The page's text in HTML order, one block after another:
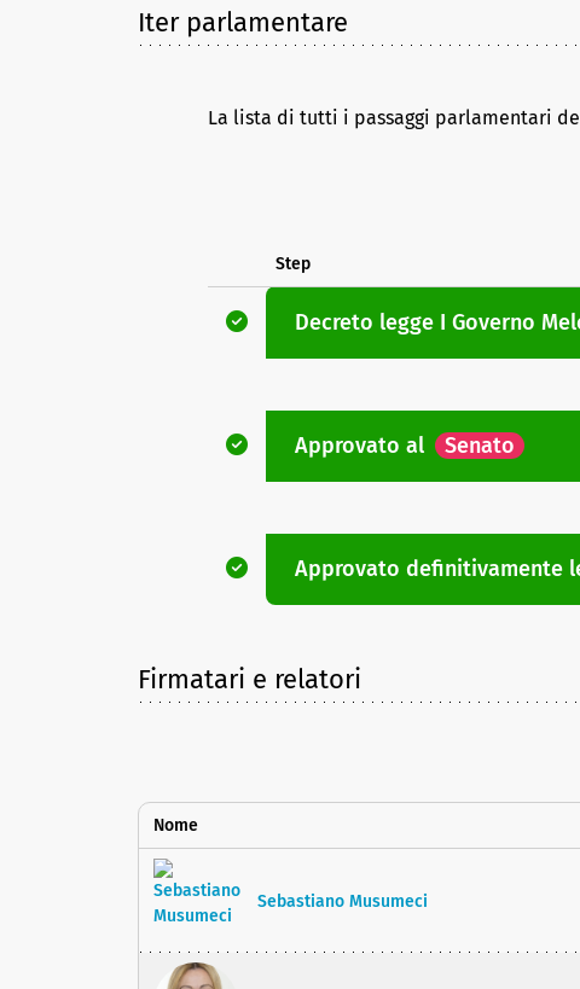
Iter parlamentare
La lista di tutti i passaggi parlamentari
Step
Decreto legge I Governo
Approvato al Senato
Approvato definitivamente
Firmatari e relatori
Nome
Sebastiano Musumeci